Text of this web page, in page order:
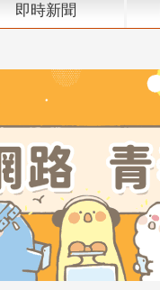
即時新聞